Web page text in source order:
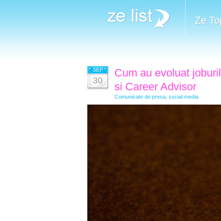
Ze
SEP
30
Cum au evoluat
si Career Advisor
Comunicate de presa social media